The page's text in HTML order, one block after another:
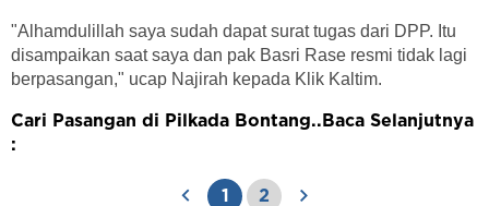
"Alhamdulillah saya sudah dapat surat tugas dari DPP. Itu
disampaikan saat saya dan pak Basri Rase resmi tidak lagi
berpasangan," ucap Najirah kepada Klik Kaltim.
Cari Pasangan di Pilkada Bontang..Baca Selanjutnya
:
1 2